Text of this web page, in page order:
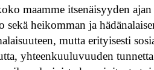
maamme itsenäisyyden
heikomman ja
mutta erityisesti
yhteenkuuluvuuden